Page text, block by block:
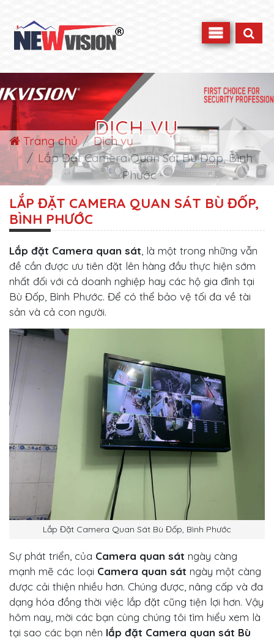
DỊCH VỤ
Trang chủ
Dịch vụ
Lắp Đặt Camera Quan Sát Bù Đốp, Bình
Phước
LẮP ĐẶT CAMERA QUAN SÁT BÙ ĐỐP,
BÌNH PHƯỚC
Lắp đặt Camera quan sát , là một trong những vẫn
đề cần được ưu tiên đặt lên hàng đầu thực hiện sớm
nhất đối với cả doanh nghiệp hay các hộ gia đình tại
Bù Đốp, Bình Phước. Để có thể bảo vệ tối đa về tài
sản và cả con người.
Lắp Đặt Camera Quan Sát Bù Đốp, Bình Phước
Sự phát triển, của Camera quan sát ngày càng
mạnh mẽ các loại Camera quan sát ngày một càng
được cải thiện nhiều hơn. Chúng được, nâng cấp và đa
dạng hóa đồng thời việc lắp đặt cũng tiện lợi hơn. Vậy
hôm nay, mời các bạn cùng chúng tôi tìm hiểu xem là
tại sao các bạn nên lắp đặt Camera quan sát Bù